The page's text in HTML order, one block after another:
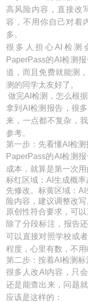
高风险内容，直接改
容，不用你自己对着
多。
很多人担心AI检测
PaperPass的AI检测
道，而且免费就能测
测的同学太友好了。
做完AI检测，怎么根
拿到AI检测报告，很
来，一点都不复杂，
参考。
第一步：先看懂AI检测
PaperPass的AI检测
成本，就算是第一次
标红区域：AI生成概
先修改。标黄区域：
险内容，建议调整改
原创性符合要求，可以
除了分段标注，报告
可以直接对照学校或
程度，心里有数，不用
第二步：按着AI检测
很多人改AI内容，只
还是能查出来，问题
应该是这样的：